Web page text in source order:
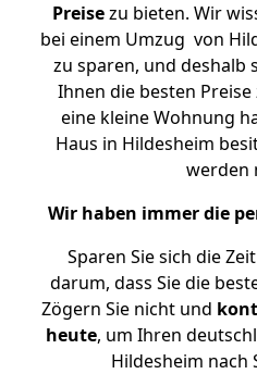
Preisezu bieten. Wir
bei einem Umzug von
zu sparen, und deshalb
Ihnen die besten
eine kleine Wohnung
Haus in Hildesheim
werden
Wir haben immer die
Sparen Sie sich die
darum, dass Sie die
Zögern Sie nicht und
heute, um Ihren
Hildesheim nach